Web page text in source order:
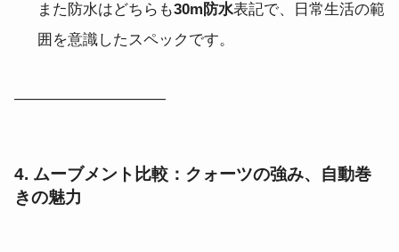
また防水はどちらも30m防水表記で、日常生活の範
囲を意識したスペックです。
――――――――――
4. ムーブメント比較：クォーツの強み、自動巻
きの魅力